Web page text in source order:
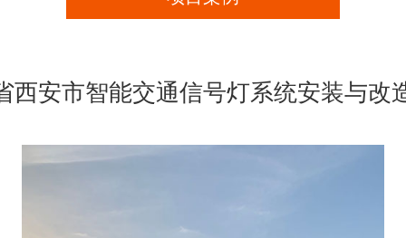
西安市智能交通信号灯系统安装与改